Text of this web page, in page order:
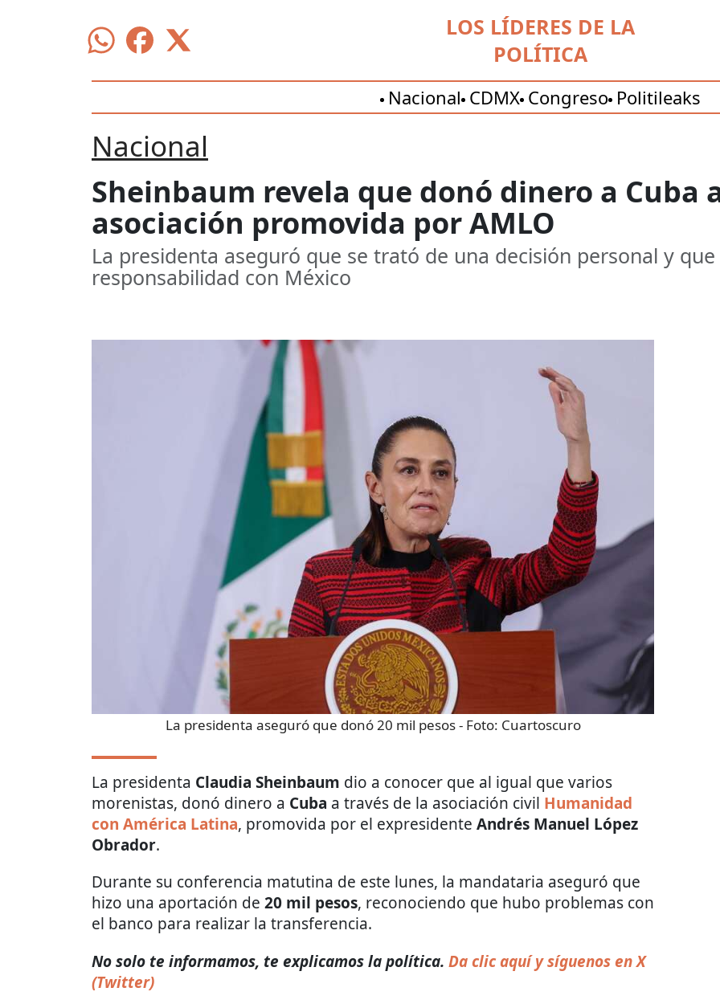
LOS LÍDERES DE LA
POLÍTICA
Nacional CDMX Congreso Politileaks
Nacional
Sheinbaum revela que donó dinero a Cuba
asociación promovida por AMLO
La presidenta aseguró que se trató de una decisión personal y
responsabilidad con México
La presidenta aseguró que donó 20 mil pesos- Foto: Cuartoscuro
La presidenta Claudia Sheinbaum dio a conocer que al igual que varios
morenistas, donó dinero a Cuba a través de la asociación civil Humanidad
con América Latina, promovida por el expresidente Andrés Manuel López
Obrador.
Durante su conferencia matutina de este lunes, la mandataria aseguró que
hizo una aportación de 20 mil pesos, reconociendo que hubo problemas con
el banco para realizar la transferencia.
No solo te informamos, te explicamos la política. Da clic aquí y síguenos en X
(Twitter)